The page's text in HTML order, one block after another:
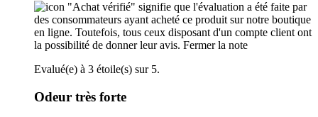
"Achat vérifié" signifie que l'évaluation a été faite par
des consommateurs ayant acheté ce produit sur notre boutique
en ligne. Toutefois, tous ceux disposant d'un compte client ont
la possibilité de donner leur avis. Fermer la note
Evalué(e) à 3 étoile(s) sur 5.
Odeur très forte